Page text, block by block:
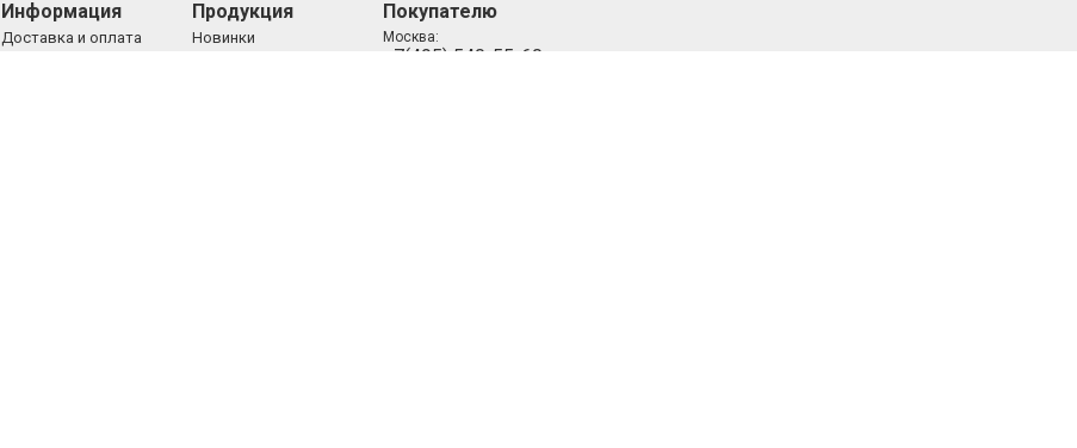
Информация
Доставка и оплата
Продукция
Новинки
Покупателю
Москва:
+7(495) 540-55-60